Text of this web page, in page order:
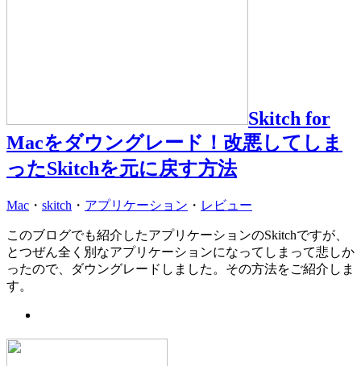
Skitch for
Macをダウングレード！改悪してしま
ったSkitchを元に戻す方法
Mac ・ skitch ・ アプリケーション ・ レビュー
このブログでも紹介したアプリケーションのSkitchですが、
とつぜん全く別なアプリケーションになってしまって悲しか
ったので、ダウングレードしました。その方法をご紹介しま
す。